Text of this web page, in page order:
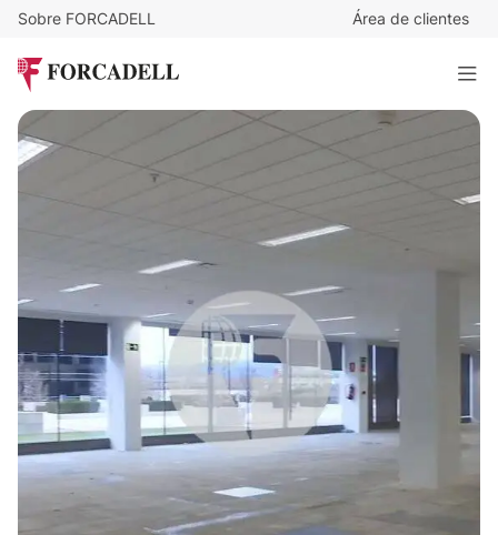
Sobre FORCADELL Área de clientes
Consultar precio
3.021 m²